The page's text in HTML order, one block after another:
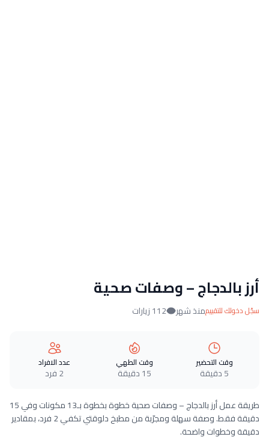
أرز بالدجاج – وصفات صحية
سجّل دخولك للتقييممنذ شهر 112 زيارات
وقت التحضير
5 دقيقة
وقت الطهي
15 دقيقة
عدد الافراد
2 فرد
طريقة عمل أرز بالدجاج – وصفات صحية خطوة بخطوة بـ13 مكونات وفي 15
دقيقة فقط. وصفة سهلة ومجرّبة من مطبخ دلوقتي تكفي 2 فرد، بمقادير
دقيقة وخطوات واضحة.